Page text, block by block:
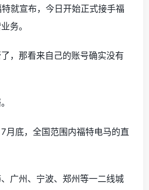
就宣布，今日开始正式接手福
务。
，那看来自己的账号确实没有
。
月底，全国范围内福特电马的直
广州、宁波、郑州等一二线城